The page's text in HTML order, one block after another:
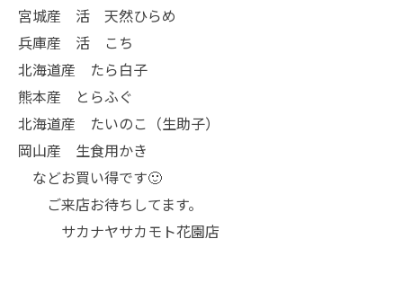
宮城産 活 天然ひらめ
兵庫産 活 こち
北海道産 たら白子
熊本産 とらふぐ
北海道産 たいのこ（生助子）
岡山産 生食用かき
などお買い得です🙂
ご来店お待ちしてます。
サカナヤサカモト花園店